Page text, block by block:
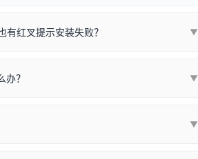
红叉提示安装失败？ ▼
统位数，并只安装与系统相匹配的那一部
容的驱动已安装成功。
？ ▼
系统（如 Win10/Win11 最新版）已
▼